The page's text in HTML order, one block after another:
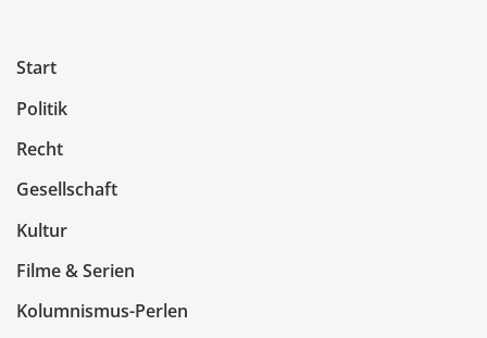
Start
Politik
Recht
Gesellschaft
Kultur
Filme & Serien
Kolumnismus-Perlen